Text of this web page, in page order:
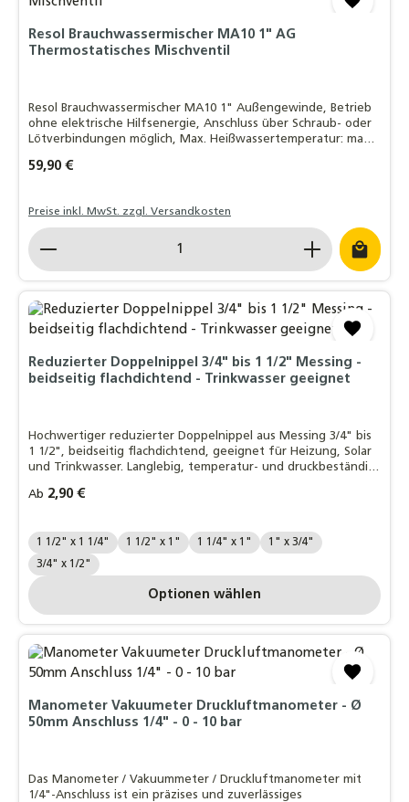
Resol Brauchwassermischer MA10 1" AG
Thermostatisches Mischventil
Resol Brauchwassermischer MA10 1" Außengewinde, Betrieb
ohne elektrische Hilfsenergie, Anschluss über Schraub- oder
Lötverbindungen möglich, Max. Heißwassertemperatur: max.
Regulärer Preis:
59,90 €
Preise inkl. MwSt. zzgl. Versandkosten
Produkt Anzahl: Gib den gewünschten Wert
Reduzierter Doppelnippel 3/4" bis 1 1/2" Messing -
beidseitig flachdichtend - Trinkwasser geeignet
Hochwertiger reduzierter Doppelnippel aus Messing 3/4" bis
1 1/2", beidseitig flachdichtend, geeignet für Heizung, Solar
und Trinkwasser. Langlebig, temperatur- und druckbeständig,
Regulärer Preis:
Ab 2,90 €
Zollgröße reduziert:
1 1/2" x 1 1/4" 1 1/2" x 1" 1 1/4" x 1"
1" x 3/4"
3/4" x 1/2"
Optionen wählen
Manometer Vakuumeter Druckluftmanometer - Ø
50mm Anschluss 1/4" - 0 - 10 bar
Das Manometer / Vakuummeter / Druckluftmanometer mit
1/4"-Anschluss ist ein präzises und zuverlässiges